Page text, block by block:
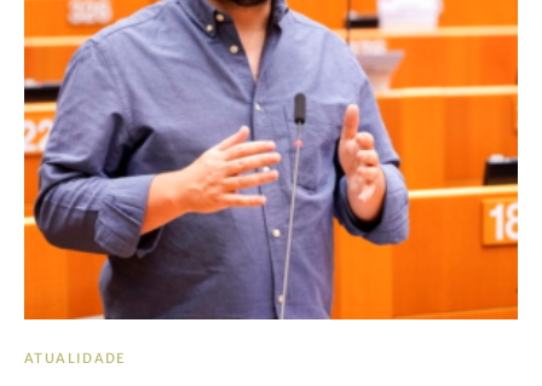
ATUALIDADE